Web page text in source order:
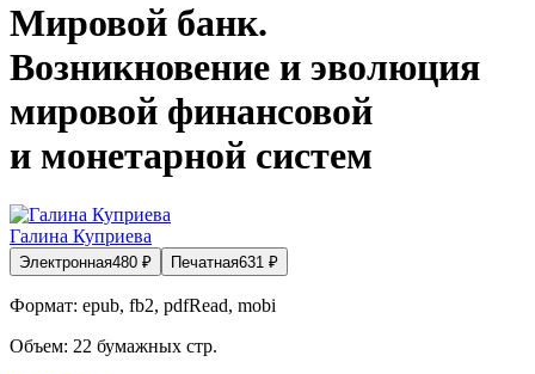
Мировой банк.
Возникновение и эволюция
мировой финансовой
и монетарной систем
Галина Куприева
Электронная480 ₽ Печатная631 ₽
Формат: epub, fb2, pdfRead, mobi
Объем: 22 бумажных стр.